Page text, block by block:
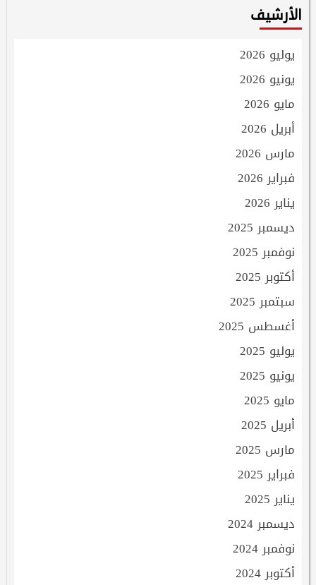
الأرشيف
يوليو 2026
يونيو 2026
مايو 2026
أبريل 2026
مارس 2026
فبراير 2026
يناير 2026
ديسمبر 2025
نوفمبر 2025
أكتوبر 2025
سبتمبر 2025
أغسطس 2025
يوليو 2025
يونيو 2025
مايو 2025
أبريل 2025
مارس 2025
فبراير 2025
يناير 2025
ديسمبر 2024
نوفمبر 2024
أكتوبر 2024